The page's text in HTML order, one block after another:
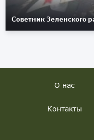
Советник Зеленского
О нас
Контакты